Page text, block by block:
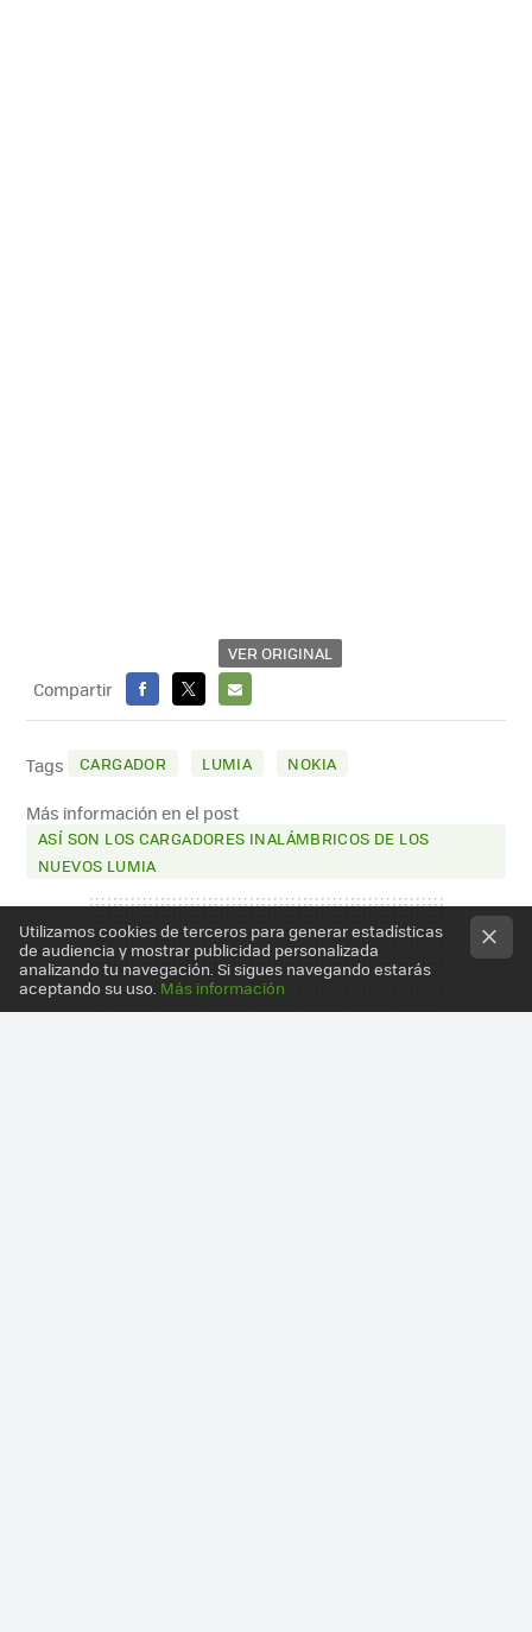
VER ORIGINAL
Compartir
FACEBOOK
X
E-
MAIL
Tags CARGADOR LUMIA NOKIA
Más información en el post
ASÍ SON LOS CARGADORES INALÁMBRICOS DE LOS
NUEVOS LUMIA
Utilizamos cookies de terceros para generar estadísticas
de audiencia y mostrar publicidad personalizada
analizando tu navegación. Si sigues navegando estarás
aceptando su uso. Más información